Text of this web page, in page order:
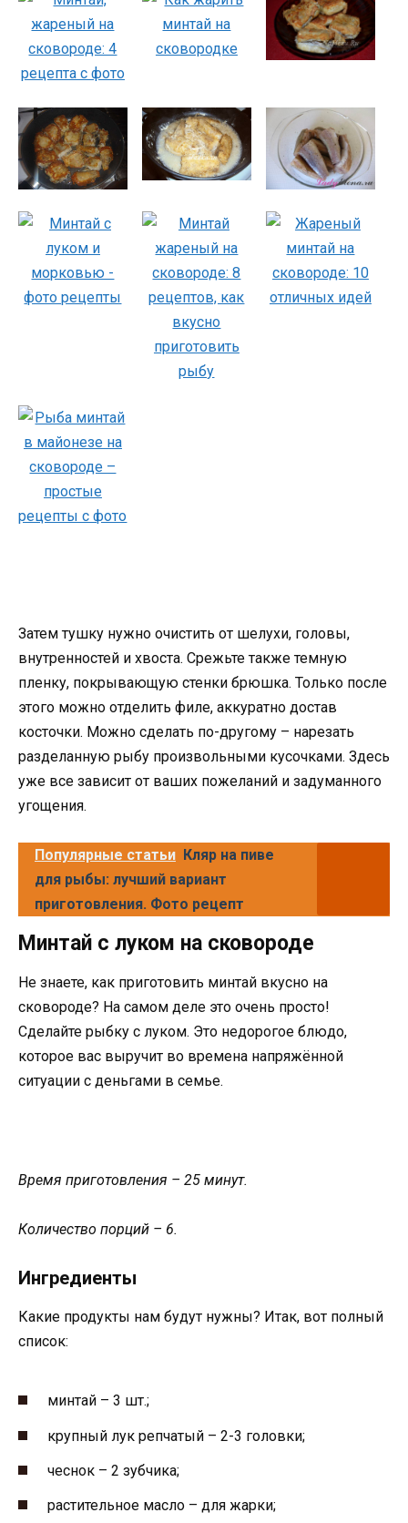
Затем тушку нужно очистить от шелухи, головы,
внутренностей и хвоста. Срежьте также темную
пленку, покрывающую стенки брюшка. Только после
этого можно отделить филе, аккуратно достав
косточки. Можно сделать по-другому – нарезать
разделанную рыбу произвольными кусочками. Здесь
уже все зависит от ваших пожеланий и задуманного
угощения.
Популярные статьи Кляр на пиве
для рыбы: лучший вариант
приготовления. Фото рецепт
Минтай с луком на сковороде
Не знаете, как приготовить минтай вкусно на
сковороде? На самом деле это очень просто!
Сделайте рыбку с луком. Это недорогое блюдо,
которое вас выручит во времена напряжённой
ситуации с деньгами в семье.
Время приготовления – 25 минут.
Количество порций – 6.
Ингредиенты
Какие продукты нам будут нужны? Итак, вот полный
список:
минтай – 3 шт.;
крупный лук репчатый – 2-3 головки;
чеснок – 2 зубчика;
растительное масло – для жарки;